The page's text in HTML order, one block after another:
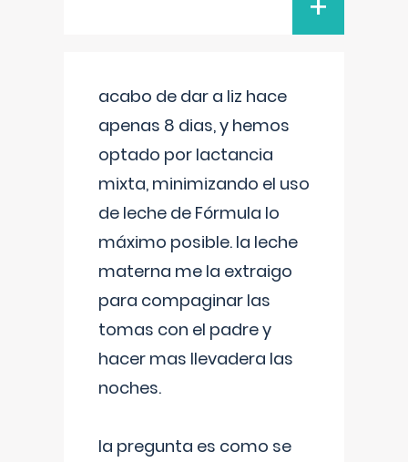
acabo de dar a liz hace
apenas 8 dias, y hemos
optado por lactancia
mixta, minimizando el uso
de leche de Fórmula lo
máximo posible. la leche
materna me la extraigo
para compaginar las
tomas con el padre y
hacer mas llevadera las
noches.
la pregunta es como se